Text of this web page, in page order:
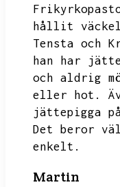
hållit
Tensta och
han har
och aldrig
eller hot.
jättepigga
Det beror
enkelt.
Martin